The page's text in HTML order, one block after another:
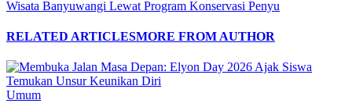
Wisata Banyuwangi Lewat Program Konservasi Penyu
RELATED ARTICLESMORE FROM AUTHOR
Umum